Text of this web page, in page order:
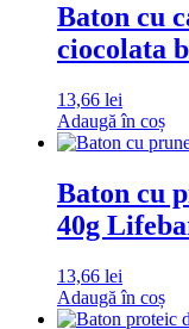
Baton cu
ciocolata
13,66 lei
Adaugă în coș
Baton cu
40g
13,66 lei
Adaugă în coș